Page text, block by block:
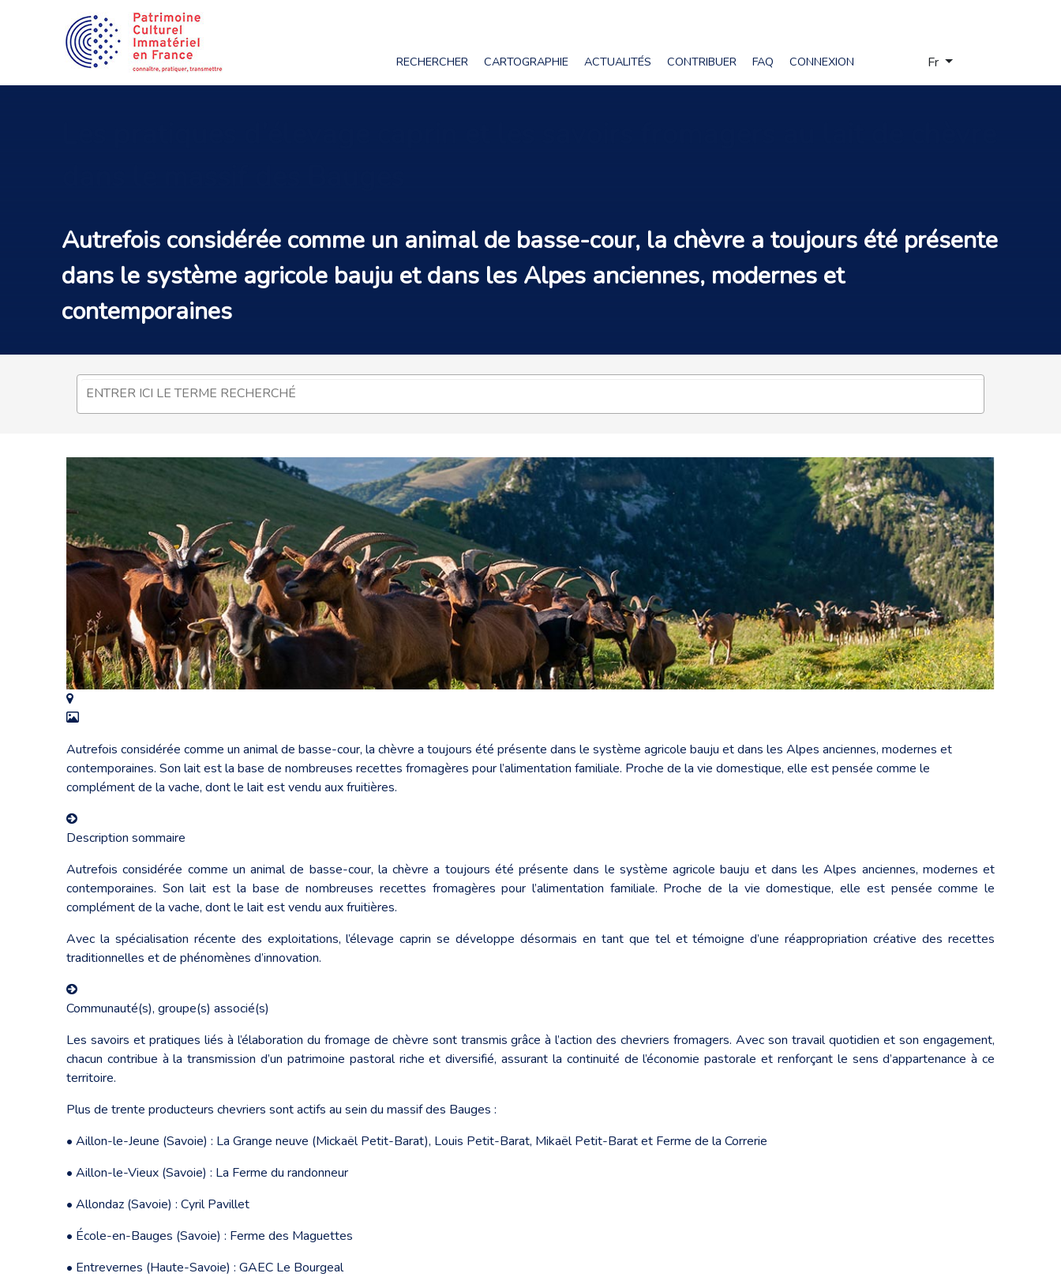
RECHERCHER CARTOGRAPHIE ACTUALITÉS CONTRIBUER FAQ CONNEXION Sélectionnez votre langue
Fr
Autrefois considérée comme un animal de basse-cour, la chèvre a toujours été présente
dans le système agricole bauju et dans les Alpes anciennes, modernes et
contemporaines
Autrefois considérée comme un animal de basse-cour, la chèvre a toujours été présente dans le système agricole bauju et dans les Alpes anciennes, modernes et
contemporaines. Son lait est la base de nombreuses recettes fromagères pour l’alimentation familiale. Proche de la vie domestique, elle est pensée comme le
complément de la vache, dont le lait est vendu aux fruitières.
Description sommaire
Autrefois considérée comme un animal de basse-cour, la chèvre a toujours été présente dans le système agricole bauju et dans les Alpes anciennes, modernes et
contemporaines. Son lait est la base de nombreuses recettes fromagères pour l’alimentation familiale. Proche de la vie domestique, elle est pensée comme le
complément de la vache, dont le lait est vendu aux fruitières.
Avec la spécialisation récente des exploitations, l’élevage caprin se développe désormais en tant que tel et témoigne d’une réappropriation créative des recettes
traditionnelles et de phénomènes d’innovation.
Communauté(s), groupe(s) associé(s)
Les savoirs et pratiques liés à l’élaboration du fromage de chèvre sont transmis grâce à l’action des chevriers fromagers. Avec son travail quotidien et son engagement,
chacun contribue à la transmission d’un patrimoine pastoral riche et diversifié, assurant la continuité de l’économie pastorale et renforçant le sens d’appartenance à ce
territoire.
Plus de trente producteurs chevriers sont actifs au sein du massif des Bauges :
• Aillon-le-Jeune (Savoie) : La Grange neuve (Mickaël Petit-Barat), Louis Petit-Barat, Mikaël Petit-Barat et Ferme de la Correrie
• Aillon-le-Vieux (Savoie) : La Ferme du randonneur
• Allondaz (Savoie) : Cyril Pavillet
• École-en-Bauges (Savoie) : Ferme des Maguettes
• Entrevernes (Haute-Savoie) : GAEC Le Bourgeal